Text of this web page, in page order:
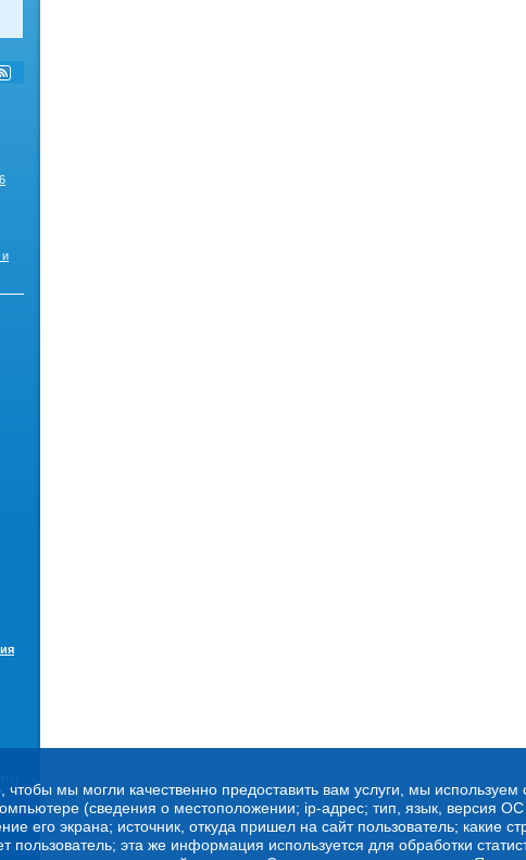
чтобы мы могли качественно предоставить вам услуги, мы
(сведения о местоположении; ip-адрес; тип, язык, версия ОС
его экрана; источник, откуда пришел на сайт пользователь; какие
пользователь; эта же информация используется для обработки
и